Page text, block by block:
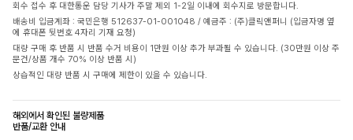
회수 접수 후 대한통운 담당 기사가 주말 제외 1-2일 이내에 회수지로 방문합니다.
배송비 입금계좌 : 국민은행 512637-01-001048 / 예금주 : (주)클릭앤퍼니 (입금자명 옆
에 휴대폰 뒷번호 4자리 기재 요청)
대량 구매 후 반품 시 반품 수거 비용이 1만원 이상 추가 부과될 수 있습니다. (30만원 이상 주
문건/상품 개수 70% 이상 반품 시)
상습적인 대량 반품 시 구매에 제한이 있을 수 있습니다.
해외에서 확인된 불량제품
반품/교환 안내